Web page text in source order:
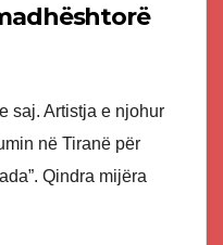
saj. Artistja e njohur
në Tiranë për
Qindra mijëra